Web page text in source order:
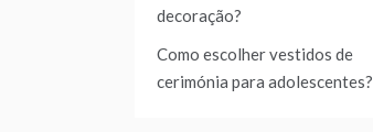
decoração?
Como escolher vestidos de
cerimónia para adolescentes?